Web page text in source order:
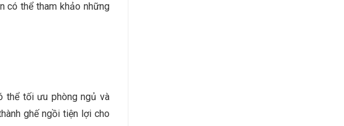
có thể tham khảo những
thể tối ưu phòng ngủ và
ghế ngồi tiện lợi cho